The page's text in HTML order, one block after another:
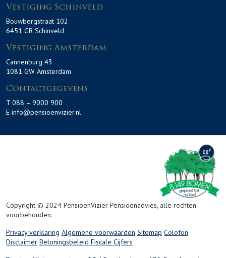
Vestiging Schinveld
Bouwbergstraat 102
6451 GR Schinveld
Vestiging Amsterdam
Cannenburg 43
1081 GW Amsterdam
Contactgegevens
T 088 – 9000 900
E info@pensioenvizier.nl
Copyright © 2024 PensioenVizier Pensioenadvies, alle rechten
voorbehouden.
Privacy verklaring Algemene voorwaarden Sitemap Colofon
Disclaimer Beloningsbeleid Fiscale Cijfers